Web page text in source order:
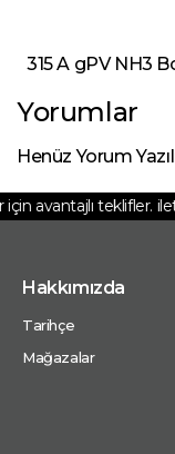
315 A gPV NH3
Yorumlar
Henüz Yorum
avantajlı teklifler.
Hakkımızda
Tarihçe
Mağazalar